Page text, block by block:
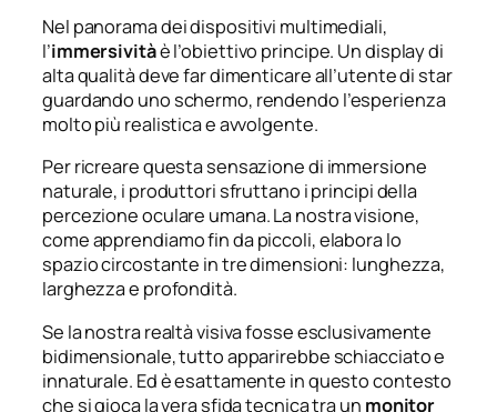
Nel panorama dei dispositivi multimediali,
l’immersivitàè l’obiettivo principe. Un display di
alta qualità deve far dimenticare all’utente di star
guardando uno schermo, rendendo l’esperienza
molto più realistica e avvolgente.
Per ricreare questa sensazione di immersione
naturale, i produttori sfruttano i principi della
percezione oculare umana. La nostra visione,
come apprendiamo fin da piccoli, elabora lo
spazio circostante in tre dimensioni: lunghezza,
larghezza e profondità.
Se la nostra realtà visiva fosse esclusivamente
bidimensionale, tutto apparirebbe schiacciato e
innaturale. Ed è esattamente in questo contesto
che si gioca la vera sfida tecnica tra un monitor